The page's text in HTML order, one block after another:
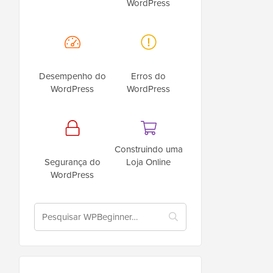
WordPress
Desempenho do
WordPress
Erros do
WordPress
Segurança do
WordPress
Construindo uma
Loja Online